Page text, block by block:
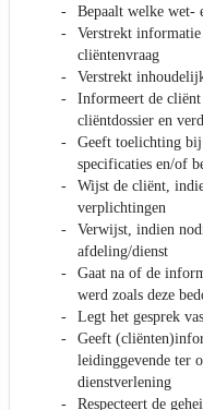
Bepaalt welke wet-
Verstrekt informatie
cliëntenvraag
Verstrekt
Informeert de cliënt
cliëntdossier en
Geeft toelichting
specificaties en/of
Wijst de cliënt,
verplichtingen
Verwijst, indien
afdeling/dienst
Gaat na of de
werd zoals deze
Legt het gesprek
Geeft
leidinggevende ter
dienstverlening
Respecteert de